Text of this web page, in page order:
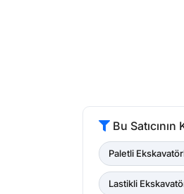
Bu
Paletli
Lastikli